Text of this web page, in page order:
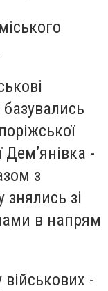
Дем’янівка -
з
знялись зі
в напрям
військових -